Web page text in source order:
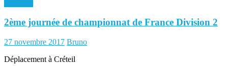
2ème journée de championnat de France Division 2
Posted
27 novembre 2017 Author
Bruno
Déplacement à Créteil